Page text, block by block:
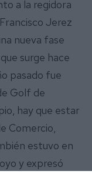
a la regidora
Jerez
nueva fase
surge hace
pasado fue
Golf de
hay que estar
Comercio,
estuvo en
y expresó